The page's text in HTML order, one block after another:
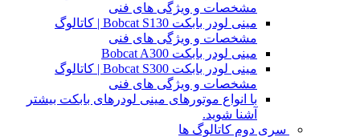
مشخصات و ویژگی های فنی
مینی لودر بابکت Bobcat S130 | کاتالوگ
مشخصات و ویژگی های فنی
مینی لودر بابکت Bobcat A300
مینی لودر بابکت Bobcat S300 | کاتالوگ
مشخصات و ویژگی های فنی
با انواع موتورهای مینی لودرهای بابکت بیشتر
آشنا شوید.
سری دوم کاتالوگ ها